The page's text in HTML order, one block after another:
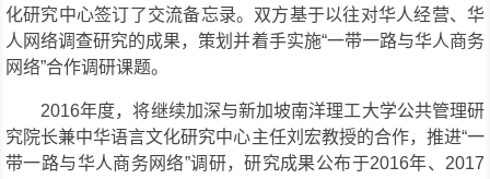
化研究中心签订了交流备忘录。双方基于以往对华人经营、华
人网络调查研究的成果，策划并着手实施“一带一路与华人商务
网络”合作调研课题。
2016年度，将继续加深与新加坡南洋理工大学公共管理研
究院长兼中华语言文化研究中心主任刘宏教授的合作，推进“一
带一路与华人商务网络”调研，研究成果公布于2016年、2017